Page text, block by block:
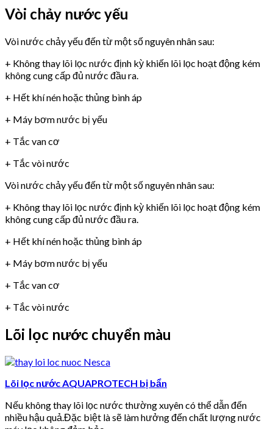
Vòi chảy nước yếu
Vòi nước chảy yếu đến từ một số nguyên nhân sau:
+ Không thay lõi lọc nước định kỳ khiến lõi lọc hoạt động kém
không cung cấp đủ nước đầu ra.
+ Hết khí nén hoặc thủng bình áp
+ Máy bơm nước bị yếu
+ Tắc van cơ
+ Tắc vòi nước
Vòi nước chảy yếu đến từ một số nguyên nhân sau:
+ Không thay lõi lọc nước định kỳ khiến lõi lọc hoạt động kém
không cung cấp đủ nước đầu ra.
+ Hết khí nén hoặc thủng bình áp
+ Máy bơm nước bị yếu
+ Tắc van cơ
+ Tắc vòi nước
Lõi lọc nước chuyển màu
Lõi lọc nước AQUAPROTECH bị bẩn
Nếu không thay lõi lọc nước thường xuyên có thể dẫn đến
nhiều hậu quả.Đặc biệt là sẽ làm hưởng đến chất lượng nước